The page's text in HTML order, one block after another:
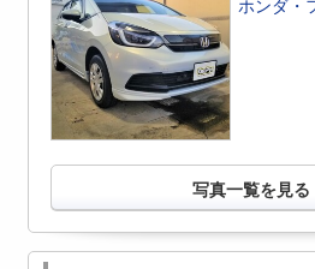
ホンダ・
写真一覧を見る